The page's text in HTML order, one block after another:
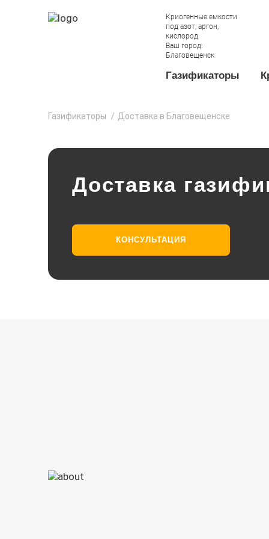
Криогенные емкости
под азот, аргон,
кислород
Ваш город:
Благовещенск
Газификаторы
Газификаторы Доставка в Благовещенске
Доставка
КОНСУЛЬТАЦИЯ